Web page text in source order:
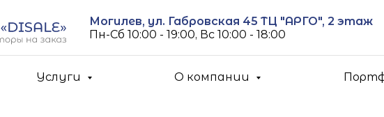
Могилев, ул. Габровская 45 ТЦ "АРГО", 2 этаж
Пн-Cб 10:00 - 19:00, Вс 10:00 - 18:00
Услуги О компании